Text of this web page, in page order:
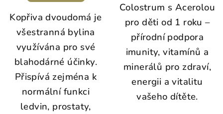
Kopřiva dvoudomá je
všestranná bylina
využívána pro své
blahodárné účinky.
Přispívá zejména k
normální funkci
ledvin, prostaty,
Colostrum s Acerolou
pro děti od 1 roku –
přírodní podpora
imunity, vitamínů a
minerálů pro zdraví,
energii a vitalitu
vašeho dítěte.